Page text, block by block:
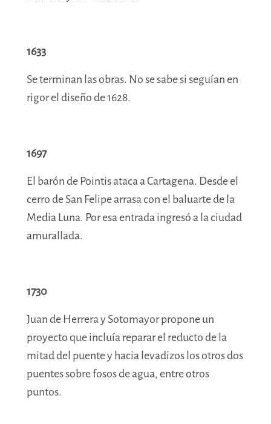
1633
Se terminan las obras. No se sabe si seguían en
rigor el diseño de 1628.
1697
El barón de Pointis ataca a Cartagena. Desde el
cerro de San Felipe arrasa con el baluarte de la
Media Luna. Por esa entrada ingresó a la ciudad
amurallada.
1730
Juan de Herrera y Sotomayor proponeun
proyecto que incluía reparar el reducto de la
mitad del puente y hacia levadizos los otros dos
puentes sobre fosos de agua, entre otros
puntos.